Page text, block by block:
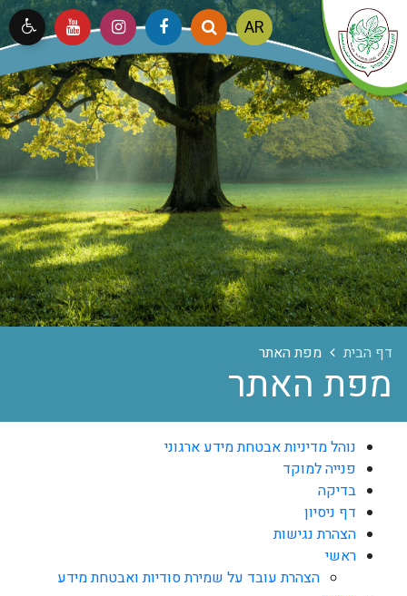
AR
Arabic
דף הבית מפת האתר
מפת האתר
נוהל מדיניות אבטחת מידע ארגוני
פנייה למוקד
בדיקה
דף ניסיון
הצהרת נגישות
ראשי
הצהרת עובד על שמירת סודיות ואבטחת מידע